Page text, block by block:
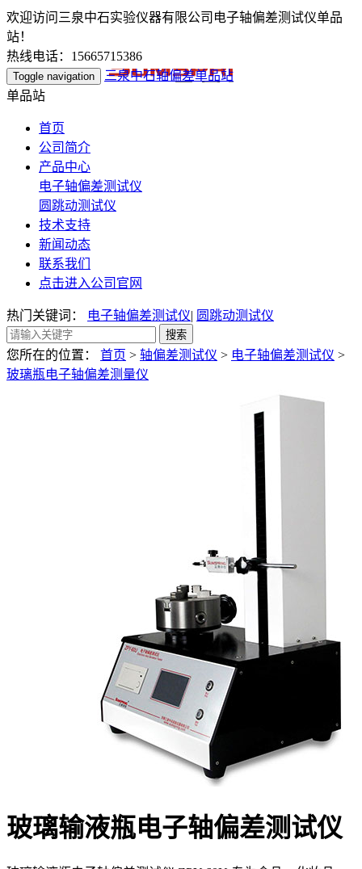
欢迎访问三泉中石实验仪器有限公司电子轴偏差测试仪单品
站！
热线电话：15665715386
Toggle navigation
三泉中石轴偏差单品站
单品站
首页
公司简介
产品中心
电子轴偏差测试仪
圆跳动测试仪
技术支持
新闻动态
联系我们
点击进入公司官网
热门关键词： 电子轴偏差测试仪| 圆跳动测试仪
您所在的位置： 首页 > 轴偏差测试仪 > 电子轴偏差测试仪 >
玻璃瓶电子轴偏差测量仪
玻璃输液瓶电子轴偏差测试仪